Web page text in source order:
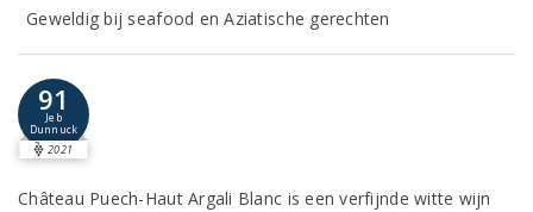
Geweldig bij seafood en Aziatische gerechten
91
Jeb
Dunnuck
2021
Château Puech-Haut Argali Blanc is een verfijnde witte wijn